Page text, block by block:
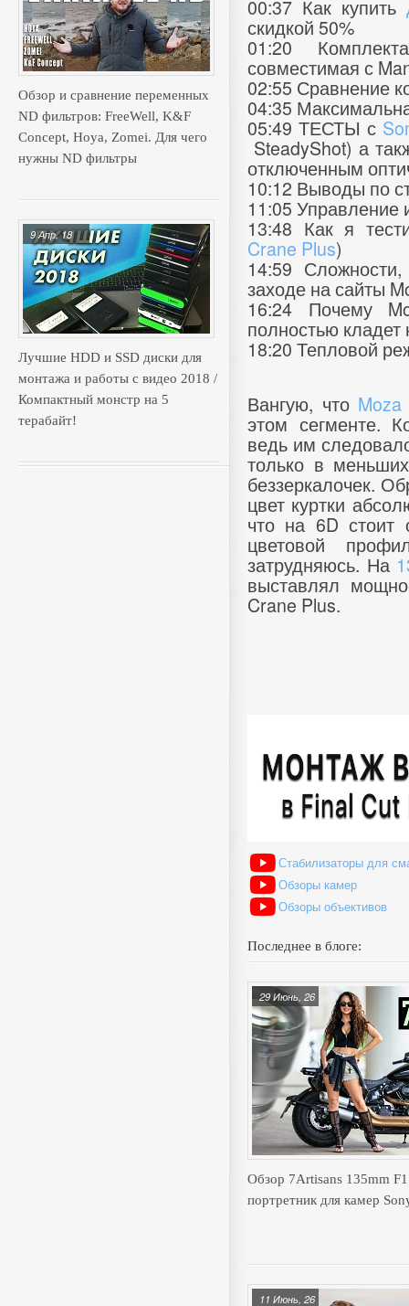
Обзор и сравнение переменных
ND фильтров: FreeWell, K&F
Concept, Hoya, Zomei. Для чего
нужны ND фильтры
Лучшие HDD и SSD диски для
монтажа и работы с видео 2018 /
Компактный монстр на 5
терабайт!
9 Апр, 18
00:37 Как купить
скидкой 50%
01:20
совместимая с
02:55 Сравнение
04:35
05:49 ТЕСТЫ с
SteadyShot) а
отключенным
10:12 Выводы по
11:05 Управление
13:48 Как я
Crane Plus)
14:59
заходе на сайты
16:24 Почему
полностью кладет
18:20 Тепловой
Вангую, что
этом сегменте.
ведь им
только в
беззеркалочек.
цвет куртки
что на 6D стоит
цветовой
затрудняюсь. На
выставлял
Crane Plus.
Стабилизаторы для
Обзоры камер
Обзоры объективов
Последнее в блоге:
Обзор 7Artisans 135mm
портретник для камер
29 Июнь, 26
11 Июнь, 26